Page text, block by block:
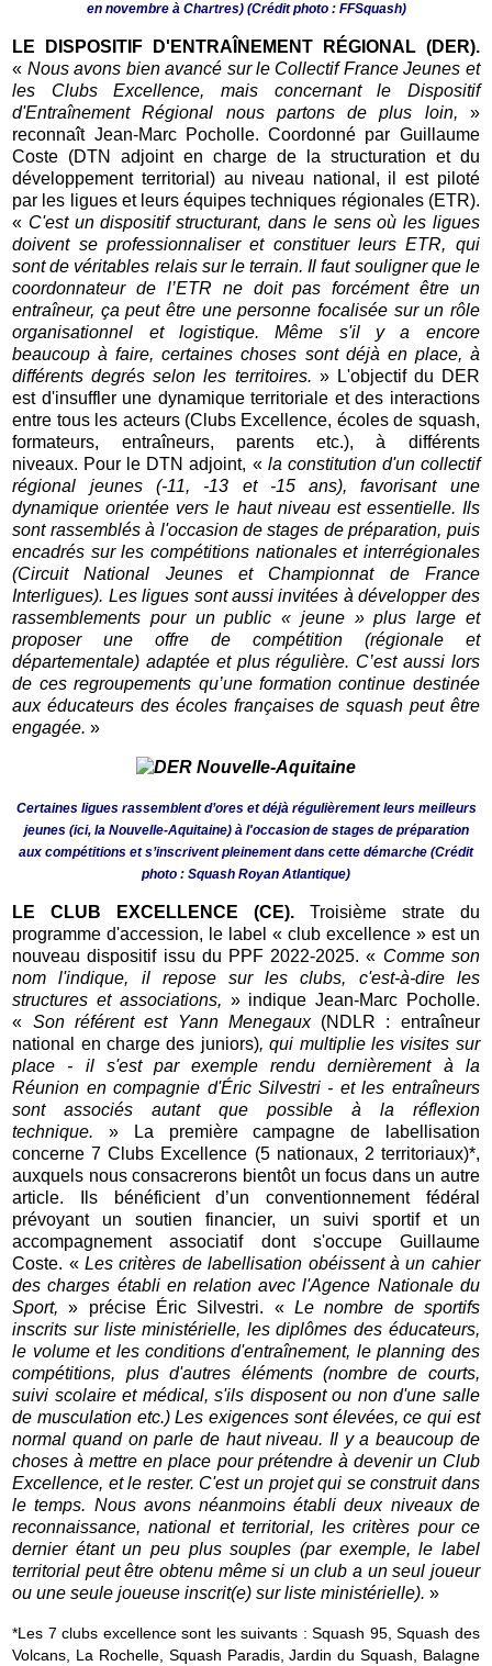
en novembre à Chartres) (Crédit photo : FFSquash)
LE DISPOSITIF D'ENTRAÎNEMENT RÉGIONAL (DER).
« Nous avons bien avancé sur le Collectif France Jeunes et
les Clubs Excellence, mais concernant le Dispositif
d'Entraînement Régional nous partons de plus loin, »
reconnaît Jean-Marc Pocholle. Coordonné par Guillaume
Coste (DTN adjoint en charge de la structuration et du
développement territorial) au niveau national, il est piloté
par les ligues et leurs équipes techniques régionales (ETR).
« C'est un dispositif structurant, dans le sens où les ligues
doivent se professionnaliser et constituer leurs ETR, qui
sont de véritables relais sur le terrain. Il faut souligner que le
coordonnateur de l’ETR ne doit pas forcément être un
entraîneur, ça peut être une personne focalisée sur un rôle
organisationnel et logistique. Même s'il y a encore
beaucoup à faire, certaines choses sont déjà en place, à
différents degrés selon les territoires. » L'objectif du DER
est d'insuffler une dynamique territoriale et des interactions
entre tous les acteurs (Clubs Excellence, écoles de squash,
formateurs, entraîneurs, parents etc.), à différents
niveaux. Pour le DTN adjoint, «la constitution d'un collectif
régional jeunes (-11, -13 et -15 ans), favorisant une
dynamique orientée vers le haut niveau est essentielle. Ils
sont rassemblés à l'occasion de stages de préparation, puis
encadrés sur les compétitions nationales et interrégionales
(Circuit National Jeunes et Championnat de France
Interligues). Les ligues sont aussi invitées à développer des
rassemblements pour un public « jeune » plus large et
proposer une offre de compétition (régionale et
départementale) adaptée et plus régulière. C’est aussi lors
de ces regroupements qu’une formation continue destinée
aux éducateurs des écoles françaises de squash peut être
engagée. »
Certaines ligues rassemblent d’ores et déjà régulièrement leurs meilleurs
jeunes (ici, la Nouvelle-Aquitaine) à l'occasion de stages de préparation
aux compétitions et s’inscrivent pleinement dans cette démarche (Crédit
photo : Squash Royan Atlantique)
LE CLUB EXCELLENCE (CE). Troisième strate du
programme d'accession, le label « club excellence » est un
nouveau dispositif issu du PPF 2022-2025. « Comme son
nom l'indique, il repose sur les clubs, c'est-à-dire les
structures et associations, » indique Jean-Marc Pocholle.
« Son référent est Yann Menegaux (NDLR : entraîneur
national en charge des juniors), qui multiplie les visites sur
place - il s'est par exemple rendu dernièrement à la
Réunion en compagnie d'Éric Silvestri - et les entraîneurs
sont associés autant que possible à la réflexion
technique. » La première campagne de labellisation
concerne 7 Clubs Excellence (5 nationaux, 2 territoriaux)*,
auxquels nous consacrerons bientôt un focus dans un autre
article. Ils bénéficient d’un conventionnement fédéral
prévoyant un soutien financier, un suivi sportif et un
accompagnement associatif dont s'occupe Guillaume
Coste. « Les critères de labellisation obéissent à un cahier
des charges établi en relation avec l'Agence Nationale du
Sport, » précise Éric Silvestri. « Le nombre de sportifs
inscrits sur liste ministérielle, les diplômes des éducateurs,
le volume et les conditions d'entraînement, le planning des
compétitions, plus d'autres éléments (nombre de courts,
suivi scolaire et médical, s'ils disposent ou non d'une salle
de musculation etc.) Les exigences sont élevées, ce qui est
normal quand on parle de haut niveau. Il y a beaucoup de
choses à mettre en place pour prétendre à devenir un Club
Excellence, et le rester. C'est un projet qui se construit dans
le temps. Nous avons néanmoins établi deux niveaux de
reconnaissance, national et territorial, les critères pour ce
dernier étant un peu plus souples (par exemple, le label
territorial peut être obtenu même si un club a un seul joueur
ou une seule joueuse inscrit(e) sur liste ministérielle). »
*Les 7 clubs excellence sont les suivants : Squash 95, Squash des
Volcans, La Rochelle, Squash Paradis, Jardin du Squash, Balagne